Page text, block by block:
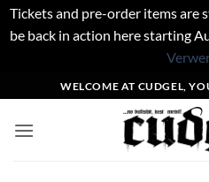
Tickets and pre-order items are
be back in action here starting
Inhalt
springen
WELCOME AT CUDGEL,